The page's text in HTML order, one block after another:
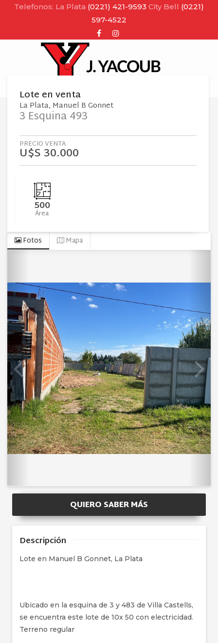
Telefonos: La Plata (0221) 421-9593 City Bell (0221)
597-4522
FacebookInstagram
Lote en venta
La Plata Manuel B Gonnet
3 Esquina 493
PRECIO VENTA
U$S 30.000
500
Área
Fotos Mapa
QUIERO SABER MÁS
Descripción
Lote en Manuel B Gonnet, La Plata
Ubicado en la esquina de 3 y 483 de Villa Castells,
se encuentra este lote de 10x 50 con electricidad.
Terreno regular